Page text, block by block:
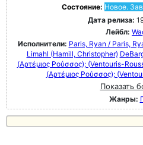
Состояние: Новое.
Дата релиза:
Лейбл:
Исполнители: Paris, Ryan / Paris,
Limahl (Hamill, Christopher)
(Αρτέμιος Ρούσσος); (Ventouris-
(Αρτέμιος Ρούσσος);
Показать
Жанры: